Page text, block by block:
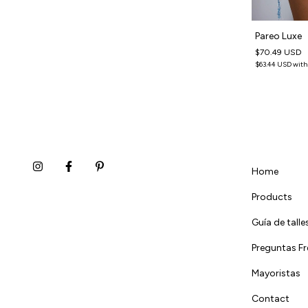
Pareo Luxe
$70.49 USD
$63.44 USDwith
Home
Products
Guía de
Preguntas
Mayoristas
Contact